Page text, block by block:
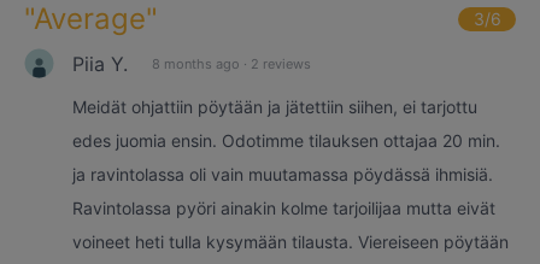
"Average" 3/6
Piia Y. 8 months ago · 2 reviews
Meidät ohjattiin pöytään ja jätettiin siihen, ei tarjottu
edes juomia ensin. Odotimme tilauksen ottajaa 20 min.
ja ravintolassa oli vain muutamassa pöydässä ihmisiä.
Ravintolassa pyöri ainakin kolme tarjoilijaa mutta eivät
voineet heti tulla kysymään tilausta. Viereiseen pöytään